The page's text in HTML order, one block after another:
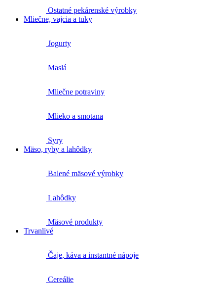
Ostatné pekárenské výrobky
Mliečne, vajcia a tuky
Jogurty
Maslá
Mliečne potraviny
Mlieko a smotana
Syry
Mäso, ryby a lahôdky
Balené mäsové výrobky
Lahôdky
Mäsové produkty
Trvanlivé
Čaje, káva a instantné nápoje
Cereálie